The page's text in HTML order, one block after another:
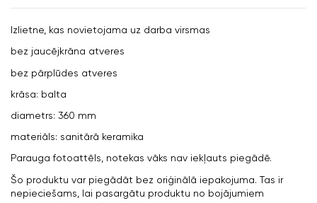
Izlietne, kas novietojama uz darba virsmas
bez jaucējkrāna atveres
bez pārplūdes atveres
krāsa: balta
diametrs: 360 mm
materiāls: sanitārā keramika
Parauga fotoattēls, notekas vāks nav iekļauts piegādē.
Šo produktu var piegādāt bez oriģinālā iepakojuma. Tas ir
nepieciešams, lai pasargātu produktu no bojājumiem